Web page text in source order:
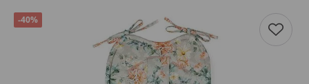
-40%